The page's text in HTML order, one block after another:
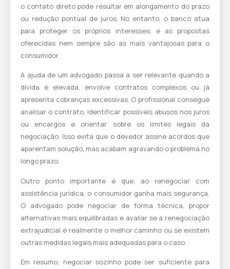
o contato direto pode resultar em alongamento do prazo
ou redução pontual de juros. No entanto, o banco atua
para proteger os próprios interesses, e as propostas
oferecidas nem sempre são as mais vantajosas para o
consumidor.
A ajuda de um advogado passa a ser relevante quando a
dívida é elevada, envolve contratos complexos ou já
apresenta cobranças excessivas. O profissional consegue
analisar o contrato, identificar possíveis abusos nos juros
ou encargos e orientar sobre os limites legais da
negociação. Isso evita que o devedor assine acordos que
aparentam solução, mas acabam agravando o problema no
longo prazo.
Outro ponto importante é que, ao renegociar com
assistência jurídica, o consumidor ganha mais segurança.
O advogado pode negociar de forma técnica, propor
alternativas mais equilibradas e avaliar se a renegociação
extrajudicial é realmente o melhor caminho ou se existem
outras medidas legais mais adequadas para o caso.
Em resumo, negociar sozinho pode ser suficiente para